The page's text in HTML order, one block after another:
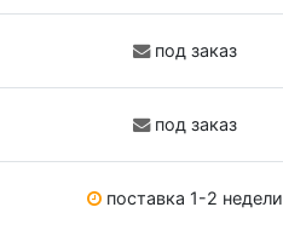
под заказ
под заказ
поставка 1-2 недели